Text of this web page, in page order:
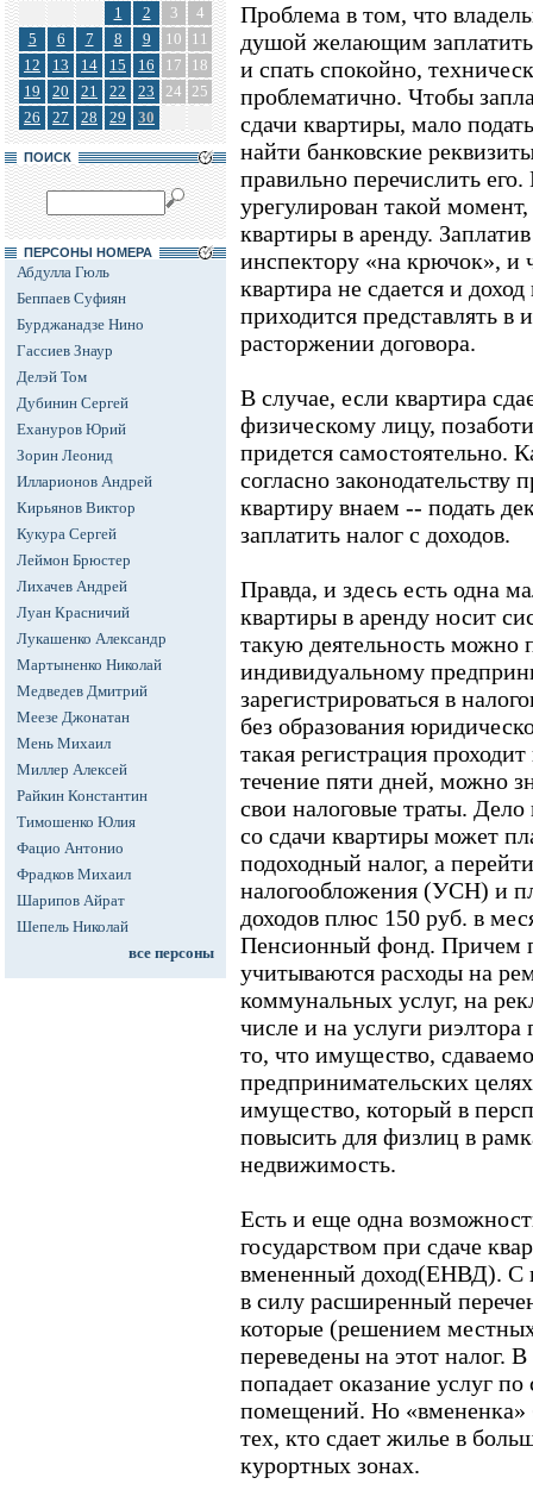
1 2 3
4
5
6 7 8 9 10
11
12
13 14 15 16 17
18
19
20 21 22 23 24 25
26
27 28 29 30
ПОИСК
ПЕРСОНЫ НОМЕРА
Абдулла Гюль
Беппаев Суфиян
Бурджанадзе Нино
Гассиев Знаур
Делэй Том
Дубинин Сергей
Ехануров Юрий
Зорин Леонид
Илларионов Андрей
Кирьянов Виктор
Кукура Сергей
Леймон Брюстер
Лихачев Андрей
Луан Красничий
Лукашенко Александр
Мартыненко Николай
Медведев Дмитрий
Меезе Джонатан
Мень Михаил
Миллер Алексей
Райкин Константин
Тимошенко Юлия
Фацио Антонио
Фрадков Михаил
Шарипов Айрат
Шепель Николай
все персоны
Проблема в том, что
душой желающим
и спать спокойно,
проблематично. Чтобы
сдачи квартиры, мало
найти банковские
правильно перечислить
урегулирован такой
квартиры в аренду.
инспектору «на крючок», и
квартира не сдается и
приходится представлять
расторжении договора.
В случае, если квартира
физическому лицу,
придется самостоятельно.
согласно законодательству
квартиру внаем -- подать
заплатить налог с доходов.
Правда, и здесь есть одна
квартиры в аренду носит
такую деятельность можно
индивидуальному
зарегистрироваться в
без образования
такая регистрация
течение пяти дней, можно
свои налоговые траты.
со сдачи квартиры может
подоходный налог, а
налогообложения (УСН) и
доходов плюс 150 руб. в
Пенсионный фонд. Причем
учитываются расходы на
коммунальных услуг, на
числе и на услуги
то, что имущество,
предпринимательских
имущество, который в
повысить для физлиц в
недвижимость.
Есть и еще одна
государством при сдаче
вмененный доход(ЕНВД). С
в силу расширенный
которые (решением
переведены на этот налог.
попадает оказание услуг
помещений. Но «вмененка»
тех, кто сдает жилье в
курортных зонах.